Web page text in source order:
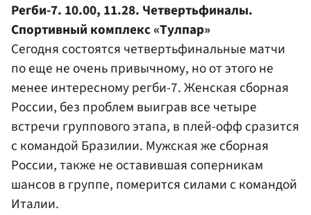
Регби-7. 10.00, 11.28. Четвертьфиналы.
Спортивный комплекс «Тулпар»
Сегодня состоятся четвертьфинальные матчи
по еще не очень привычному, но от этого не
менее интересному регби-7. Женская сборная
России, без проблем выиграв все четыре
встречи группового этапа, в плей-офф сразится
с командой Бразилии. Мужская же сборная
России, также не оставившая соперникам
шансов в группе, померится силами с командой
Италии.